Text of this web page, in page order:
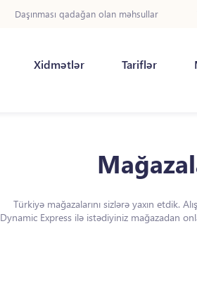
Daşınması qadağan olan məhsullar
Xidmətlər Tariflər
Türkiyə mağazalarını sizlərə yaxın etdik.
Dynamic Express ilə istədiyiniz mağazadan